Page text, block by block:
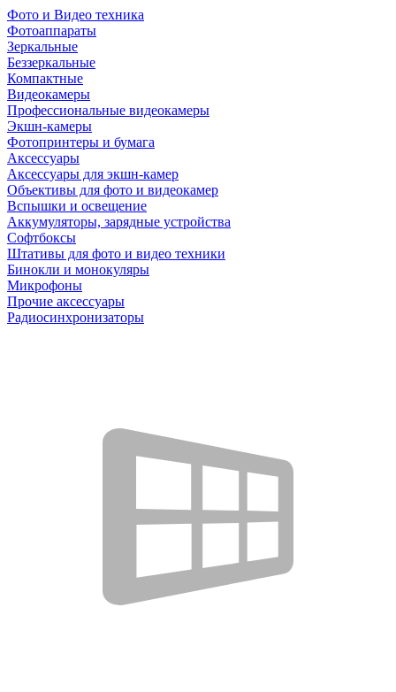
Фото и Видео техника
Фотоаппараты
Зеркальные
Беззеркальные
Компактные
Видеокамеры
Профессиональные видеокамеры
Экшн-камеры
Фотопринтеры и бумага
Аксессуары
Аксессуары для экшн-камер
Объективы для фото и видеокамер
Вспышки и освещение
Аккумуляторы, зарядные устройства
Софтбоксы
Штативы для фото и видео техники
Бинокли и монокуляры
Микрофоны
Прочие аксессуары
Радиосинхронизаторы